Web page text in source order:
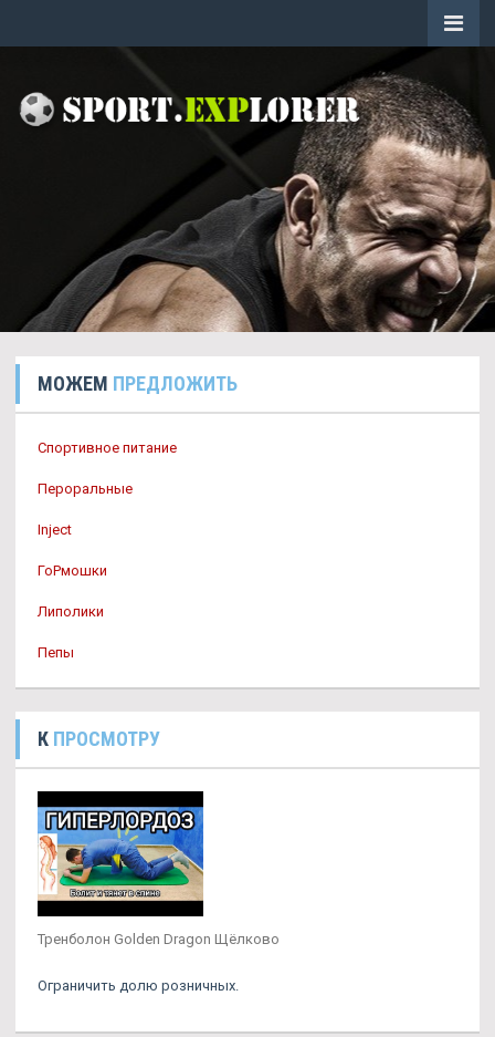
МОЖЕМ ПРЕДЛОЖИТЬ
Спортивное питание
Пероральные
Inject
ГоРмошки
Липолики
Пепы
К ПРОСМОТРУ
Тренболон Golden Dragon Щёлково
Ограничить долю розничных.